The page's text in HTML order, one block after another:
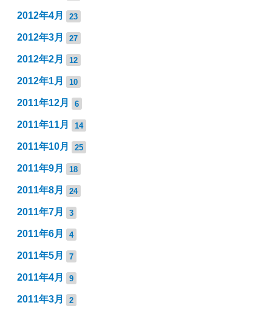
2012年4月 23
2012年3月 27
2012年2月 12
2012年1月 10
2011年12月 6
2011年11月 14
2011年10月 25
2011年9月 18
2011年8月 24
2011年7月 3
2011年6月 4
2011年5月 7
2011年4月 9
2011年3月 2